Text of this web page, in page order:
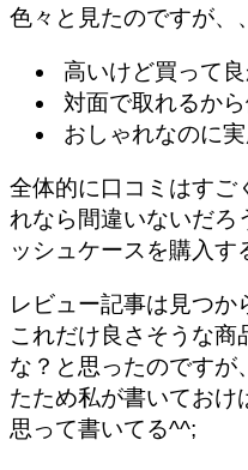
色々と見たのですが、
高いけど買って
対面で取れるから
おしゃれなの
全体的に口コミはすご
れなら間違いないだろ
ッシュケースを購入す
レビュー記事は見つか
これだけ良さそうな
な？と思ったのですが
たため私が書いておけ
思って書いてる^^;